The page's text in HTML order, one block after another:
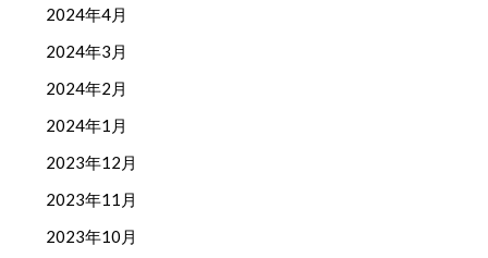
2024年4月
2024年3月
2024年2月
2024年1月
2023年12月
2023年11月
2023年10月